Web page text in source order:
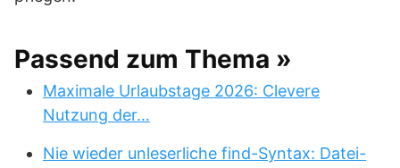
Passend zum Thema »
Maximale Urlaubstage 2026: Clevere
Nutzung der…
Nie wieder unleserliche find-Syntax: Datei-